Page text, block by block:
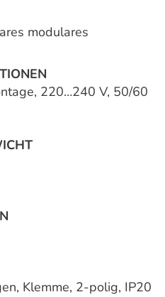
modulares
220…240 V, 50/60
Klemme, 2-polig, IP20